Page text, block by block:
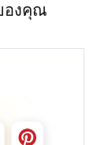
องคุณ